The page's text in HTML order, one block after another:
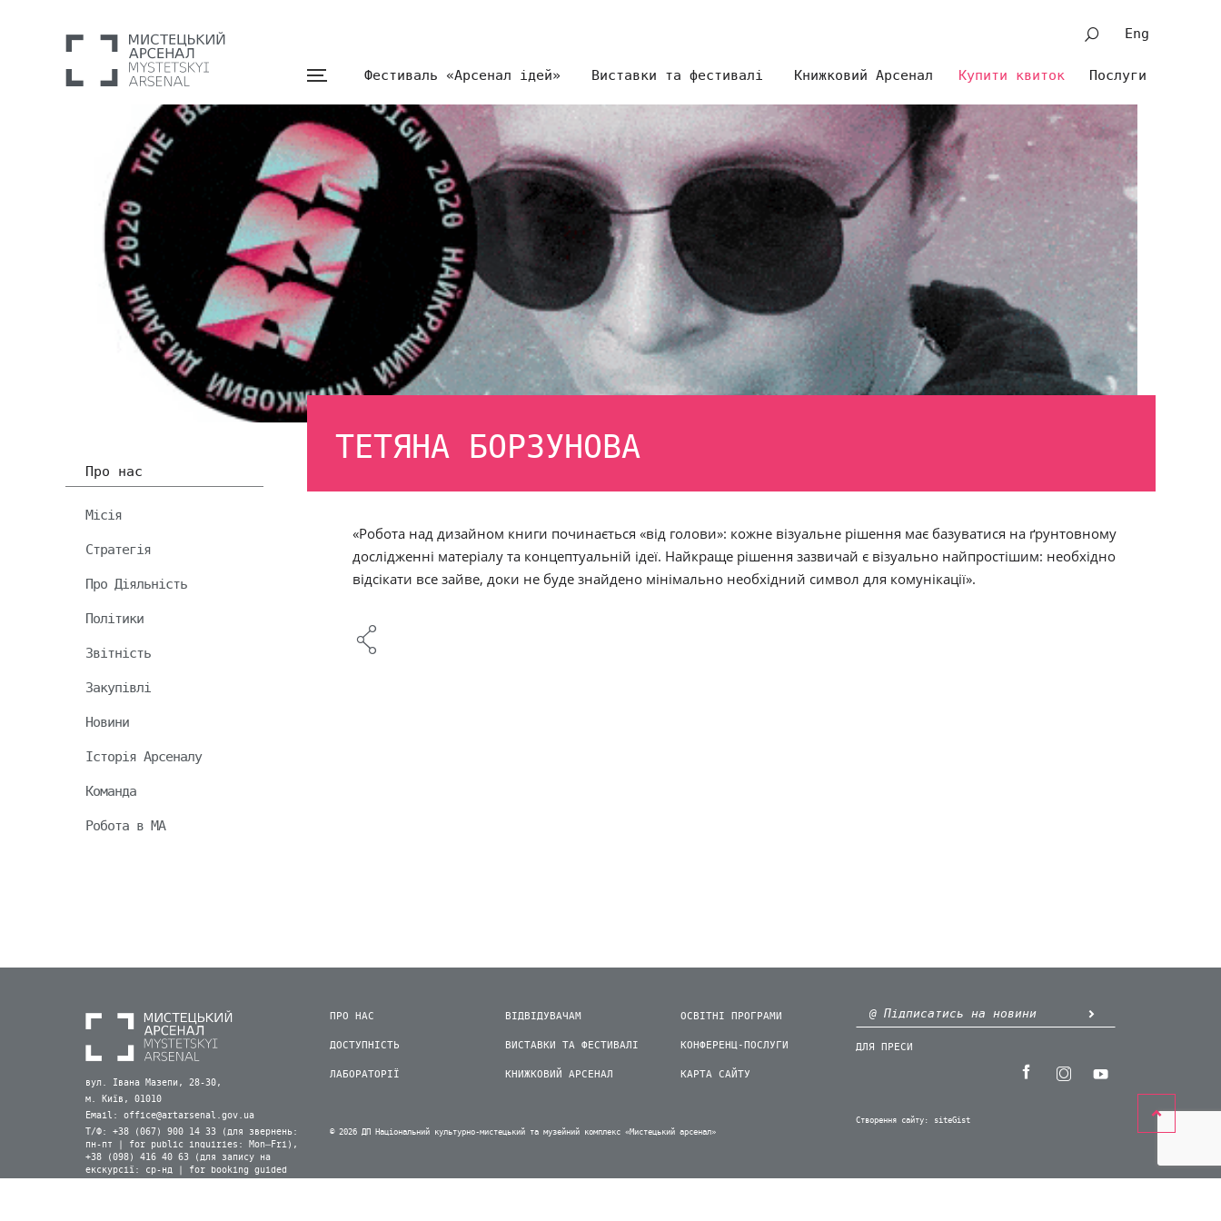
Eng
Фестиваль «Арсенал ідей» Виставки та фестивалі Книжковий Арсенал Послуги
Купити квиток
Про нас
Місія
Стратегія
Про Діяльність
Політики
Звітність
Закупівлі
Новини
Історія Арсеналу
Команда
Робота в МА
ТЕТЯНА БОРЗУНОВА
«Робота над дизайном книги починається «від голови»: кожне візуальне рішення має базуватися на ґрунтовному
дослідженні матеріалу та концептуальній ідеї. Найкраще рішення зазвичай є візуально найпростішим: необхідно
відсікати все зайве, доки не буде знайдено мінімально необхідний символ для комунікації».
вул. Івана Мазепи, 28-30,
м. Київ, 01010
Email: office@artarsenal.gov.ua
Т/Ф: +38 (067) 900 14 33 (для звернень:
пн-пт | for public inquiries: Mon–Fri),
+38 (098) 416 40 63 (для запису на
екскурсії: ср-нд | for booking guided
ПРО НАС
ДОСТУПНІСТЬ
ЛАБОРАТОРІЇ
ВІДВІДУВАЧАМ
ВИСТАВКИ ТА ФЕСТИВАЛІ
КНИЖКОВИЙ АРСЕНАЛ
ОСВІТНІ ПРОГРАМИ
КОНФЕРЕНЦ-ПОСЛУГИ
КАРТА САЙТУ
© 2026 ДП Національний культурно-мистецький та музейний комплекс «Мистецький арсенал»
ДЛЯ ПРЕСИ
Створення сайту: siteGist